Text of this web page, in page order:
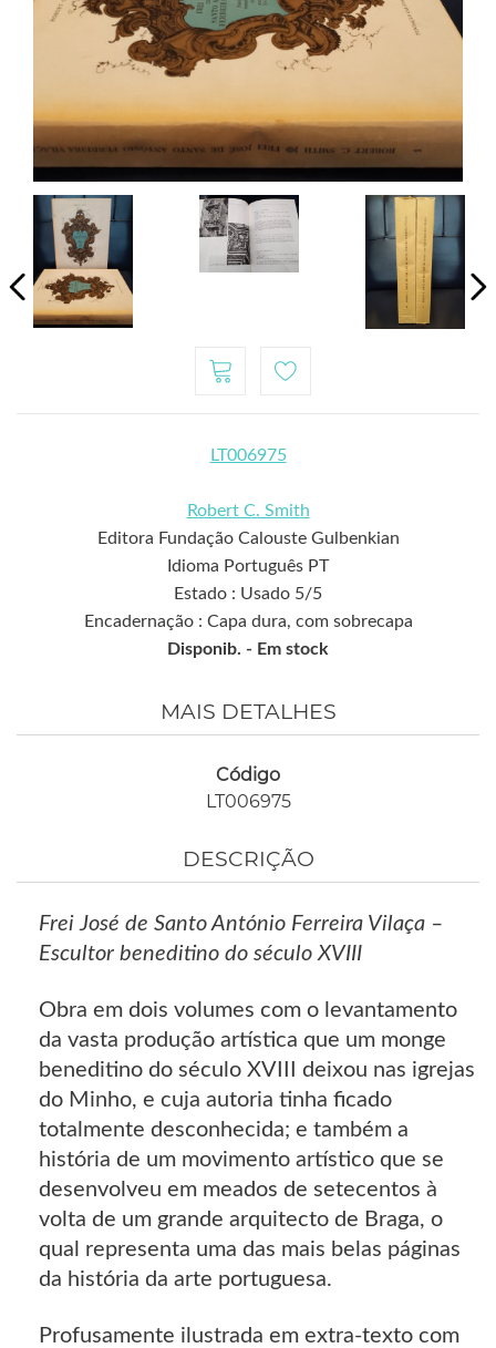
LT006975
Robert C. Smith
Editora Fundação Calouste Gulbenkian
Idioma Português PT
Estado : Usado 5/5
Encadernação : Capa dura, com sobrecapa
Disponib. - Em stock
MAIS DETALHES
Código
LT006975
DESCRIÇÃO
Frei José de Santo António Ferreira Vilaça –
Escultor beneditino do século XVIII
Obra em dois volumes com o levantamento
da vasta produção artística que um monge
beneditino do século XVIII deixou nas igrejas
do Minho, e cuja autoria tinha ficado
totalmente desconhecida; e também a
história de um movimento artístico que se
desenvolveu em meados de setecentos à
volta de um grande arquitecto de Braga, o
qual representa uma das mais belas páginas
da história da arte portuguesa.
Profusamente ilustrada em extra-texto com